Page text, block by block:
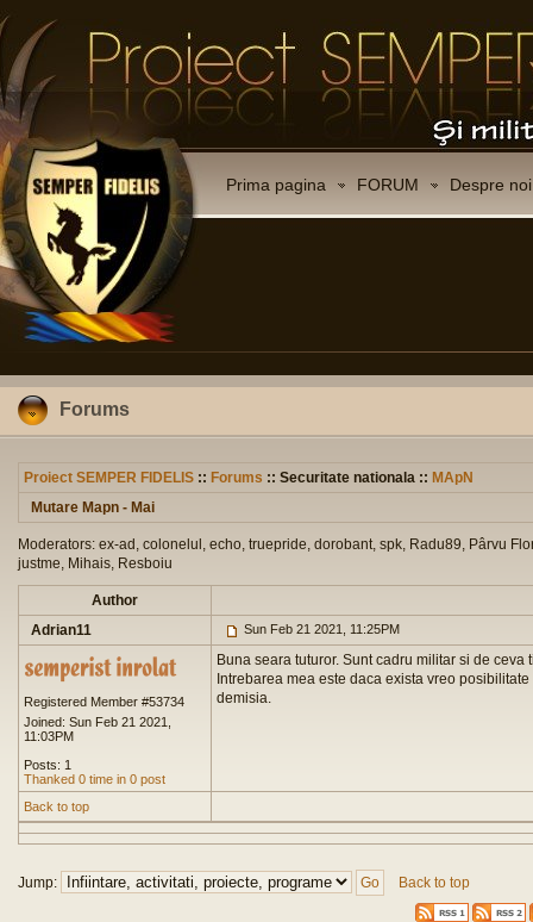
Prima pagina FORUM Despre noi
Forums
Proiect SEMPER FIDELIS :: Forums :: Securitate nationala :: MApN
Mutare Mapn - Mai
Moderators: ex-ad, colonelul, echo, truepride, dorobant, spk, Radu89, Pârvu
justme, Mihais, Resboiu
Author
Adrian11
Sun Feb 21 2021, 11:25PM
Registered Member #53734
Joined: Sun Feb 21 2021,
11:03PM
Posts: 1
Thanked 0 time in 0 post
Buna seara tuturor. Sunt cadru militar si de
Intrebarea mea este daca exista vreo
demisia.
Back to top
Jump: Back to top